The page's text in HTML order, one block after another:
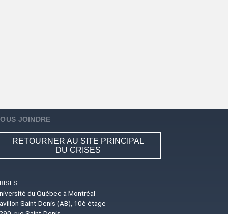
JOINDRE
RETOURNER AU SITE PRINCIPAL
DU CRISES
du Québec à Montréal
Saint-Denis (AB), 10è étage